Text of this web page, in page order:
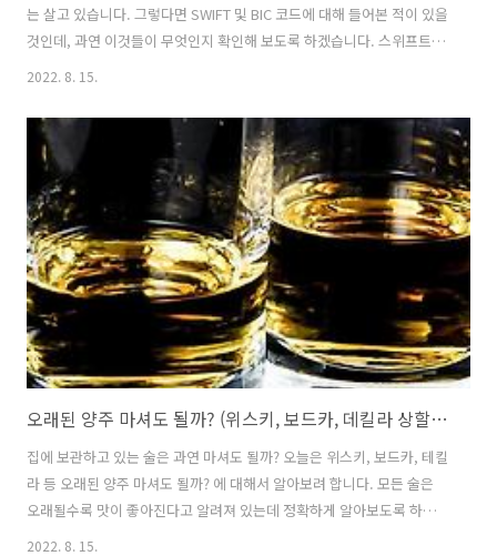
는 살고 있습니다. 그렇다면 SWIFT 및 BIC 코드에 대해 들어본 적이 있을
것인데, 과연 이것들이 무엇인지 확인해 보도록 하겠습니다. 스위프트
(SWIFT) 코드(BIC 코드라고도 함)는 SWIFT 시스템을 통해 안전하고 신
용하여 은행 또는 금융 기관의 신원을 확인합니다. 이 안전 조치는 자금
이 올바른 계정으로 보내지도록 하는 데 도움이 됩니다. 8~11자 길이의
스위프트(SWIFT) 코드 또는 BIC 코드의 각 문자는 은행, 원산지 국가 또
는 지점 위치와 같이 검증할 수 있는 특정 세부 정보를 제공합니다. 은행
인증만 거치면 빠르고 안전한 해외 결제가 가능..
2022. 8. 15.
오래된 양주 마셔도 될까? (위스키, 보드카, 데킬라 상할까? 유통기한)
집에 보관하고 있는 술은 과연 마셔도 될까? 오늘은 위스키, 보드카, 테킬
라 등 오래된 양주 마셔도 될까? 에 대해서 알아보려 합니다. 모든 술은
오래될수록 맛이 좋아진다고 알려져 있는데 정확하게 알아보도록 하겠
습니다. 모든 술이 오래 될 수록 맛이 좋아지는 것은 아닙니다. 대다수 양
2022. 8. 15.